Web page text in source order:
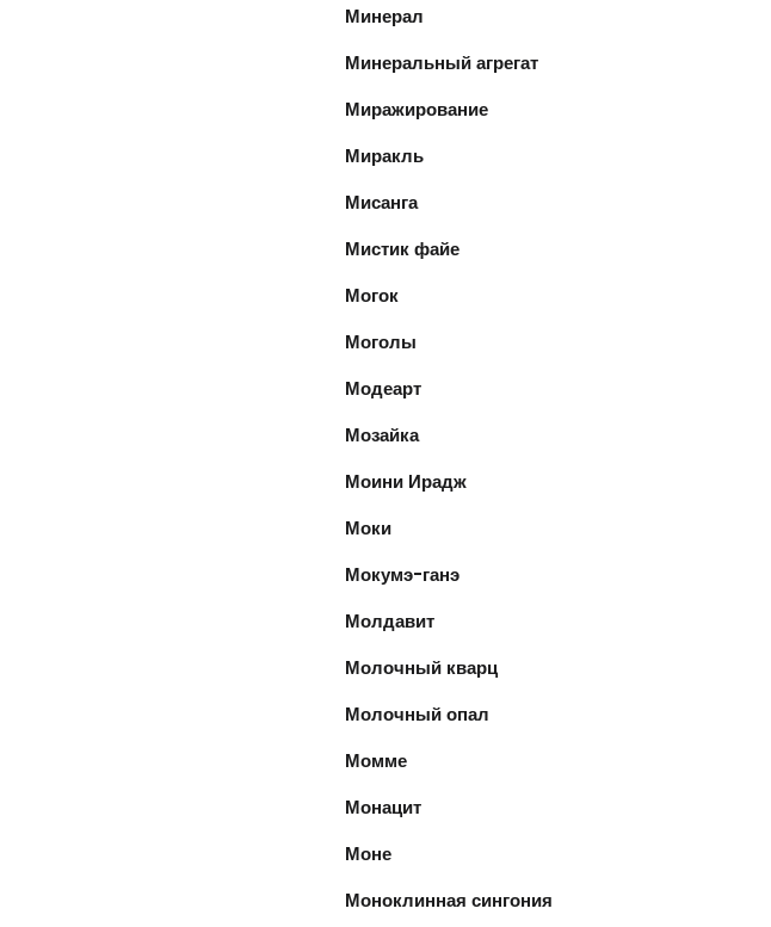
Минерал
Минеральный агрегат
Миражирование
Миракль
Мисанга
Мистик файе
Могок
Моголы
Модеарт
Мозайка
Моини Ирадж
Моки
Мокумэ-ганэ
Молдавит
Молочный кварц
Молочный опал
Момме
Монацит
Моне
Моноклинная сингония